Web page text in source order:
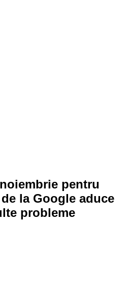
pentru
la Google aduce
probleme